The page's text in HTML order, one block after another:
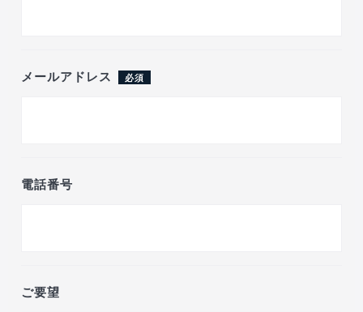
メールアドレス 必須
電話番号
ご要望